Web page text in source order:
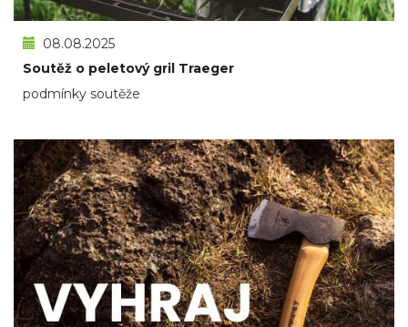
08.08.2025
Soutěž o peletový gril Traeger
podmínky soutěže